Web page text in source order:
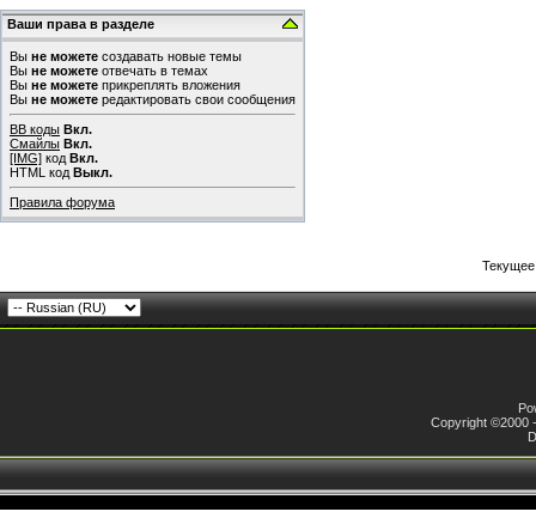
Ваши права в разделе
Вы не можете создавать новые темы
Вы не можете отвечать в темах
Вы не можете прикреплять вложения
Вы не можете редактировать свои сообщения
BB коды Вкл.
Смайлы Вкл.
[IMG] код Вкл.
HTML код Выкл.
Правила форума
Copyright ©2000